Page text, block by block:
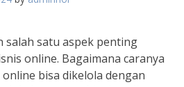
salah satu aspek penting
online. Bagaimana caranya
bisa dikelola dengan